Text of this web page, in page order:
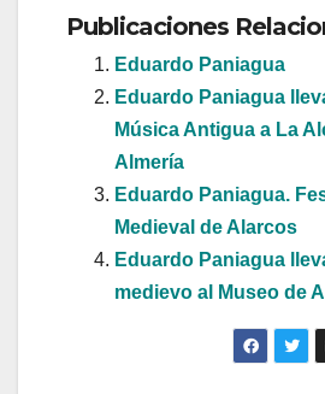
Publicaciones
Eduardo Paniagua
Eduardo Paniagua
Música Antigua a La
Almería
Eduardo Paniagua.
Medieval de Alarcos
Eduardo Paniagua
medievo al Museo de